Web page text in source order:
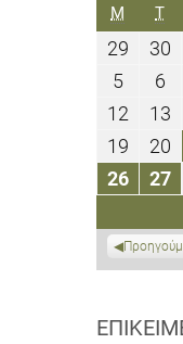
M ΔΕΥΤΈΡΑ
T
29
2022
30
55
2022
6
12
2022
13
19
2022
20
2626 2727